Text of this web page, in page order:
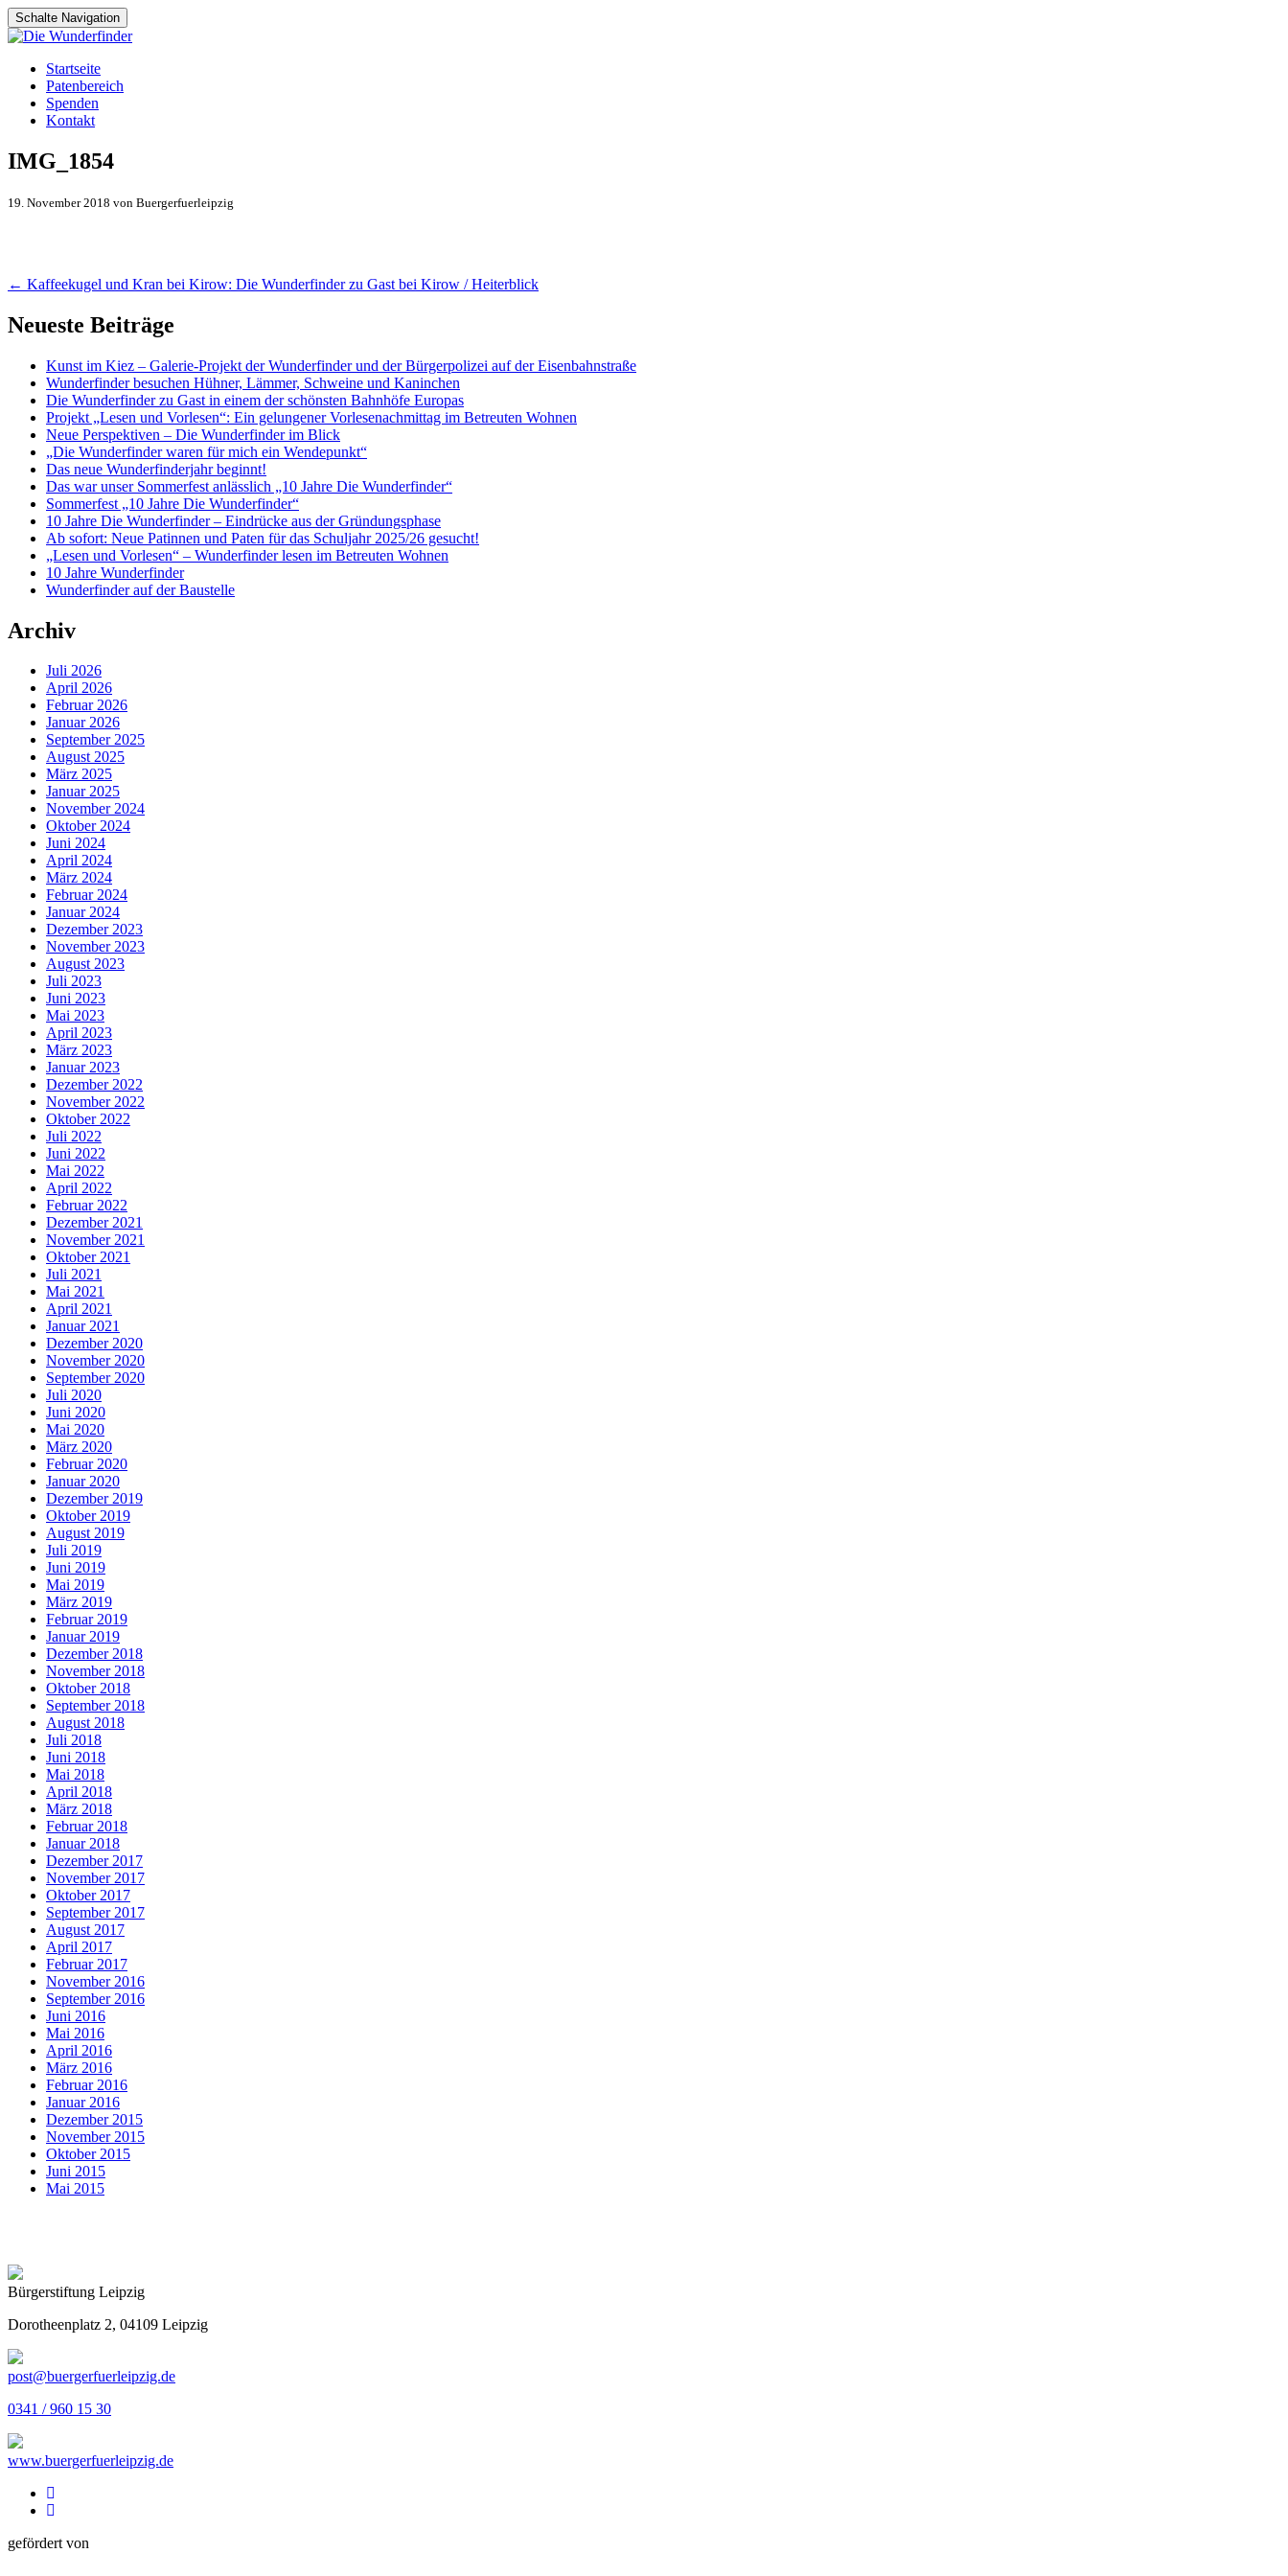
Schalte Navigation
Zum
Inhalt
springen
Startseite
Patenbereich
Spenden
Kontakt
IMG_1854
19. November 2018 von Buergerfuerleipzig
Artikel-
Navigation
← Kaffeekugel und Kran bei Kirow: Die Wunderfinder zu Gast bei Kirow / Heiterblick
Neueste Beiträge
Kunst im Kiez – Galerie-Projekt der Wunderfinder und der Bürgerpolizei auf der Eisenbahnstraße
Wunderfinder besuchen Hühner, Lämmer, Schweine und Kaninchen
Die Wunderfinder zu Gast in einem der schönsten Bahnhöfe Europas
Projekt „Lesen und Vorlesen“: Ein gelungener Vorlesenachmittag im Betreuten Wohnen
Neue Perspektiven – Die Wunderfinder im Blick
„Die Wunderfinder waren für mich ein Wendepunkt“
Das neue Wunderfinderjahr beginnt!
Das war unser Sommerfest anlässlich „10 Jahre Die Wunderfinder“
Sommerfest „10 Jahre Die Wunderfinder“
10 Jahre Die Wunderfinder – Eindrücke aus der Gründungsphase
Ab sofort: Neue Patinnen und Paten für das Schuljahr 2025/26 gesucht!
„Lesen und Vorlesen“ – Wunderfinder lesen im Betreuten Wohnen
10 Jahre Wunderfinder
Wunderfinder auf der Baustelle
Archiv
Juli 2026
April 2026
Februar 2026
Januar 2026
September 2025
August 2025
März 2025
Januar 2025
November 2024
Oktober 2024
Juni 2024
April 2024
März 2024
Februar 2024
Januar 2024
Dezember 2023
November 2023
August 2023
Juli 2023
Juni 2023
Mai 2023
April 2023
März 2023
Januar 2023
Dezember 2022
November 2022
Oktober 2022
Juli 2022
Juni 2022
Mai 2022
April 2022
Februar 2022
Dezember 2021
November 2021
Oktober 2021
Juli 2021
Mai 2021
April 2021
Januar 2021
Dezember 2020
November 2020
September 2020
Juli 2020
Juni 2020
Mai 2020
März 2020
Februar 2020
Januar 2020
Dezember 2019
Oktober 2019
August 2019
Juli 2019
Juni 2019
Mai 2019
März 2019
Februar 2019
Januar 2019
Dezember 2018
November 2018
Oktober 2018
September 2018
August 2018
Juli 2018
Juni 2018
Mai 2018
April 2018
März 2018
Februar 2018
Januar 2018
Dezember 2017
November 2017
Oktober 2017
September 2017
August 2017
April 2017
Februar 2017
November 2016
September 2016
Juni 2016
Mai 2016
April 2016
März 2016
Februar 2016
Januar 2016
Dezember 2015
November 2015
Oktober 2015
Juni 2015
Mai 2015
Bürgerstiftung Leipzig
Dorotheenplatz 2, 04109 Leipzig
post@buergerfuerleipzig.de
0341 / 960 15 30
www.buergerfuerleipzig.de
gefördert von